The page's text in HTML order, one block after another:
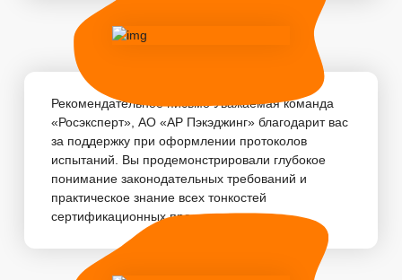
Рекомендательное письмо Уважаемая команда
«Росэксперт», АО «АР Пэкэджинг» благодарит вас
за поддержку при оформлении протоколов
испытаний. Вы продемонстрировали глубокое
понимание законодательных требований и
практическое знание всех тонкостей
сертификационных про...